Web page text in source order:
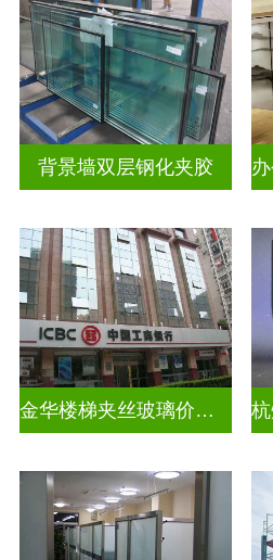
背景墙双层钢化夹胶
金华楼梯夹丝玻璃价钱多少一米